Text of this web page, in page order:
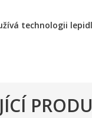
technologii